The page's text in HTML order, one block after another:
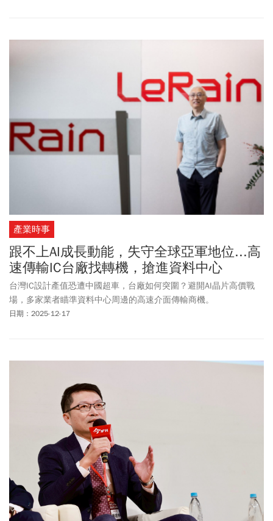
產業時事
跟不上AI成長動能，失守全球亞軍地位...高
速傳輸IC台廠找轉機，搶進資料中心
台灣IC設計產值恐遭中國超車，台廠如何突圍？避開AI晶片高價戰
場，多家業者瞄準資料中心周邊的高速介面傳輸商機。
日期：2025-12-17